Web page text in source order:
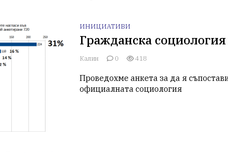
ИНИЦИАТИВИ
Гражданска
Калин 0 418
Проведохме анкета за да я
официалната социология